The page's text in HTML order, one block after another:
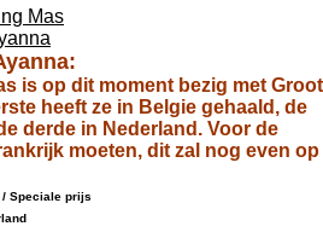
Mas
is op dit moment bezig met Groot
heeft ze in Belgie gehaald, de
derde in Nederland. Voor de
moeten, dit zal nog even op
prijs